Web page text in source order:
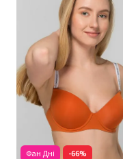
Фан Дні -66%